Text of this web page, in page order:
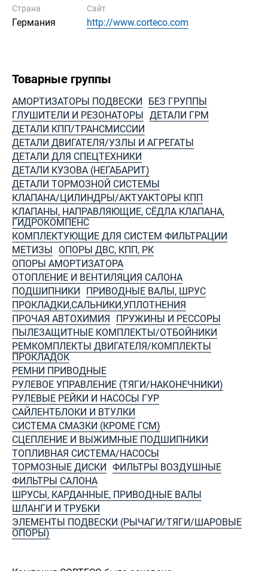
Страна
Германия
Сайт
http://www.corteco.com
Товарные группы
АМОРТИЗАТОРЫ ПОДВЕСКИ
БЕЗ ГРУППЫ
ГЛУШИТЕЛИ И РЕЗОНАТОРЫ ДЕТАЛИ ГРМ
ДЕТАЛИ КПП/ТРАНСМИССИИ
ДЕТАЛИ ДВИГАТЕЛЯ/УЗЛЫ И АГРЕГАТЫ
ДЕТАЛИ ДЛЯ СПЕЦТЕХНИКИ
ДЕТАЛИ КУЗОВА (НЕГАБАРИТ)
ДЕТАЛИ ТОРМОЗНОЙ СИСТЕМЫ
КЛАПАНА/ЦИЛИНДРЫ/АКТУАКТОРЫ КПП
КЛАПАНЫ, НАПРАВЛЯЮЩИЕ, СЁДЛА КЛАПАНА,
ГИДРОКОМПЕНС
КОМПЛЕКТУЮЩИЕ ДЛЯ СИСТЕМ ФИЛЬТРАЦИИ
МЕТИЗЫ
ОПОРЫ ДВС, КПП, РК
ОПОРЫ АМОРТИЗАТОРА
ОТОПЛЕНИЕ И ВЕНТИЛЯЦИЯ САЛОНА
ПОДШИПНИКИ
ПРИВОДНЫЕ ВАЛЫ, ШРУС
ПРОКЛАДКИ,САЛЬНИКИ,УПЛОТНЕНИЯ
ПРОЧАЯ АВТОХИМИЯ
ПРУЖИНЫ И РЕССОРЫ
ПЫЛЕЗАЩИТНЫЕ КОМПЛЕКТЫ/ОТБОЙНИКИ
РЕМКОМПЛЕКТЫ ДВИГАТЕЛЯ/КОМПЛЕКТЫ
ПРОКЛАДОК
РЕМНИ ПРИВОДНЫЕ
РУЛЕВОЕ УПРАВЛЕНИЕ (ТЯГИ/НАКОНЕЧНИКИ)
РУЛЕВЫЕ РЕЙКИ И НАСОСЫ ГУР
САЙЛЕНТБЛОКИ И ВТУЛКИ
СИСТЕМА СМАЗКИ (КРОМЕ ГСМ)
СЦЕПЛЕНИЕ И ВЫЖИМНЫЕ ПОДШИПНИКИ
ТОПЛИВНАЯ СИСТЕМА/НАСОСЫ
ТОРМОЗНЫЕ ДИСКИ ФИЛЬТРЫ ВОЗДУШНЫЕ
ФИЛЬТРЫ САЛОНА
ШРУСЫ, КАРДАННЫЕ, ПРИВОДНЫЕ ВАЛЫ
ШЛАНГИ И ТРУБКИ
ЭЛЕМЕНТЫ ПОДВЕСКИ (РЫЧАГИ/ТЯГИ/ШАРОВЫЕ
ОПОРЫ)